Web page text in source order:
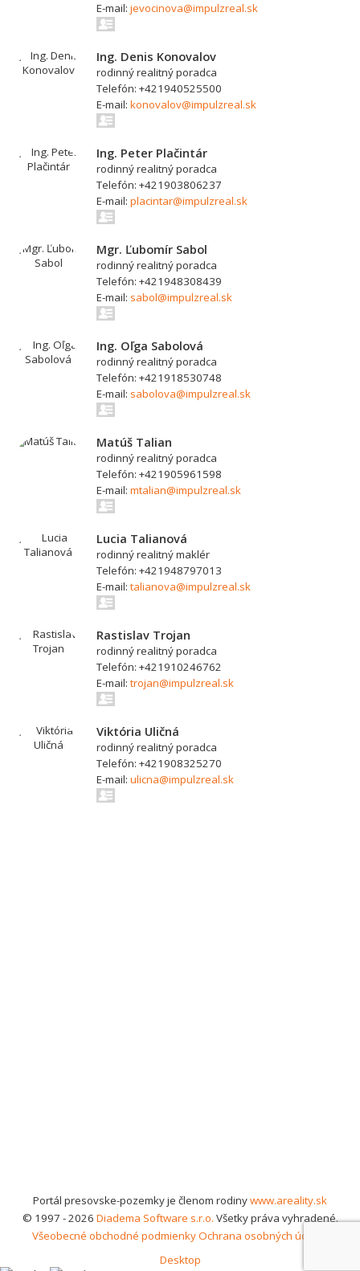
E-mail: jevocinova@impulzreal.sk
Ing. Denis Konovalov
rodinný realitný poradca
Telefón: +421940525500
E-mail: konovalov@impulzreal.sk
Ing. Peter Plačintár
rodinný realitný poradca
Telefón: +421903806237
E-mail: placintar@impulzreal.sk
Mgr. Ľubomír Sabol
rodinný realitný poradca
Telefón: +421948308439
E-mail: sabol@impulzreal.sk
Ing. Oľga Sabolová
rodinný realitný poradca
Telefón: +421918530748
E-mail: sabolova@impulzreal.sk
Matúš Talian
rodinný realitný poradca
Telefón: +421905961598
E-mail: mtalian@impulzreal.sk
Lucia Talianová
rodinný realitný maklér
Telefón: +421948797013
E-mail: talianova@impulzreal.sk
Rastislav Trojan
rodinný realitný poradca
Telefón: +421910246762
E-mail: trojan@impulzreal.sk
Viktória Uličná
rodinný realitný poradca
Telefón: +421908325270
E-mail: ulicna@impulzreal.sk
Portál presovske-pozemky je členom rodinywww.areality.sk
© 1997 - 2026 Diadema Software s.r.o. Všetky práva vyhradené.
Všeobecné obchodné podmienkyOchrana osobných údajov
Desktop